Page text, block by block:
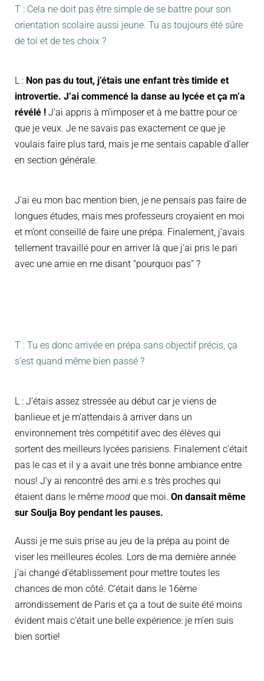
T : Cela ne doit pas être simple de se battre pour son
orientation scolaire aussi jeune. Tu as toujours été sûre
de toi et de tes choix ?
L : Non pas du tout, j’étais une enfant très timide et
introvertie. J’ai commencé la danse au lycée et ça m’a
révélé ! J’ai appris à m’imposer et à me battre pour ce
que je veux. Je ne savais pas exactement ce que je
voulais faire plus tard, mais je me sentais capable d’aller
en section générale.
J’ai eu mon bac mention bien, je ne pensais pas faire de
longues études, mais mes professeurs croyaient en moi
et m’ont conseillé de faire une prépa. Finalement, j’avais
tellement travaillé pour en arriver là que j’ai pris le pari
avec une amie en me disant “pourquoi pas” ?
T : Tu es donc arrivée en prépa sans objectif précis, ça
s’est quand même bien passé ?
L : J’étais assez stressée au début car je viens de
banlieue et je m’attendais à arriver dans un
environnement très compétitif avec des élèves qui
sortent des meilleurs lycées parisiens. Finalement c’était
pas le cas et il y a avait une très bonne ambiance entre
nous! J’y ai rencontré des ami.e.s très proches qui
étaient dans le même mood que moi. On dansait même
sur Soulja Boy pendant les pauses.
Aussi je me suis prise au jeu de la prépa au point de
viser les meilleures écoles. Lors de ma dernière année
j’ai changé d’établissement pour mettre toutes les
chances de mon côté. C’était dans le 16ème
arrondissement de Paris et ça a tout de suite été moins
évident mais c’était une belle expérience: je m’en suis
bien sortie!